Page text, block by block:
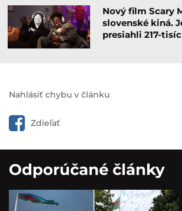
Nový film Scary
slovenské kiná.
presiahli 217-
Nahlásiť chybu v článku
Zdieľať
Odporúčané články